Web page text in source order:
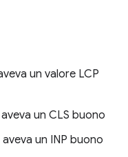
un valore LCP
aveva un CLS buono
aveva un INP buono